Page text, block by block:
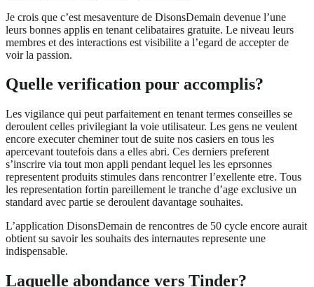
Je crois que c’est mesaventure de DisonsDemain devenue l’une
leurs bonnes applis en tenant celibataires gratuite. Le niveau leurs
membres et des interactions est visibilite a l’egard de accepter de
voir la passion.
Quelle verification pour accomplis?
Les vigilance qui peut parfaitement en tenant termes conseilles se
deroulent celles privilegiant la voie utilisateur. Les gens ne veulent
encore executer cheminer tout de suite nos casiers en tous les
apercevant toutefois dans a elles abri. Ces derniers preferent
s’inscrire via tout mon appli pendant lequel les les eprsonnes
representent produits stimules dans rencontrer l’exellente etre. Tous
les representation fortin pareillement le tranche d’age exclusive un
standard avec partie se deroulent davantage souhaites.
L’application DisonsDemain de rencontres de 50 cycle encore aurait
obtient su savoir les souhaits des internautes represente une
indispensable.
Laquelle abondance vers Tinder?